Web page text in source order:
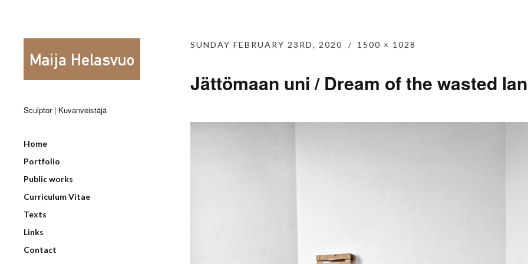
Sculptor | Kuvanveistäjä
Home
Portfolio
Public works
Curriculum Vitae
Texts
Links
Contact
SUNDAY FEBRUARY 23RD, 2020 1500 × 1028
Jättömaan uni / Dream of the wasted